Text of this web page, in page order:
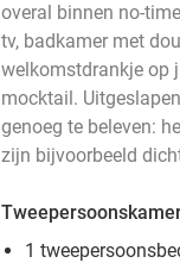
overal binnen no-
tv, badkamer met
welkomstdrankje op
mocktail.
genoeg te beleven:
zijn bijvoorbeeld
1